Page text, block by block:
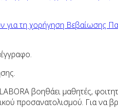
βοηθάει μαθητές,
προσανατολισμού. Για να